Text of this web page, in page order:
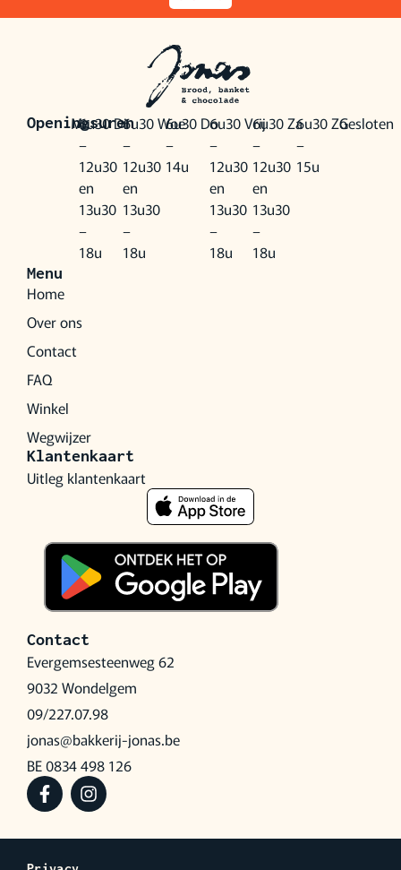
Openingsuren
Ma6u30
–
12u30
en
13u30
–
18u
Di6u30
–
12u30
en
13u30
–
18u
Woe
6u30
–
14u
Do6u30
–
12u30
en
13u30
–
18u
Vrij
6u30
–
12u30
en
13u30
–
18u
Za6u30
–
15u
ZoGesloten
Menu
Home
Over ons
Contact
FAQ
Winkel
Wegwijzer
Klantenkaart
Uitleg klantenkaart
Contact
Evergemsesteenweg 62
9032 Wondelgem
09/227.07.98
jonas@bakkerij-jonas.be
BE 0834 498 126